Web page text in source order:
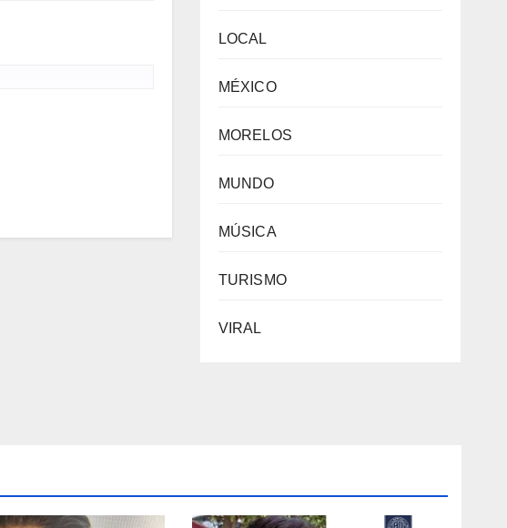
LOCAL
MÉXICO
MORELOS
MUNDO
MÚSICA
TURISMO
VIRAL